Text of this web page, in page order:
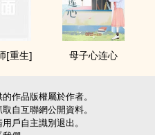
[重生] 母子心连心
作品版權屬於作者。
自互聯網公開資料。
戶自主識別退出。